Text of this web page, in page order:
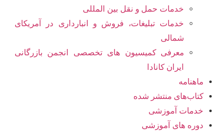
خدمات حمل و نقل بین المللی
خدمات تبلیغات، فروش و انبارداری در آمریکای
شمالی
معرفی کمیسیون های تخصصی انجمن بازرگانی
ایران کانادا
ماهنامه
کتاب‌های منتشر شده
خدمات آموزشی
دوره های آموزشی